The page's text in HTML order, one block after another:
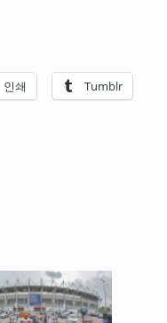
인쇄 Tumblr